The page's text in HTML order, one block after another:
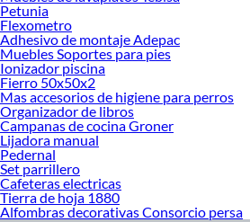
Pintura para paredes
Esmalte al agua
Petunia
Flexometro
Adhesivo de montaje Adepac
Muebles Soportes para pies
Ionizador piscina
Fierro 50x50x2
Mas accesorios de higiene para perros
Organizador de libros
Campanas de cocina Groner
Lijadora manual
Pedernal
Set parrillero
Cafeteras electricas
Tierra de hoja 1880
Alfombras decorativas Consorcio persa